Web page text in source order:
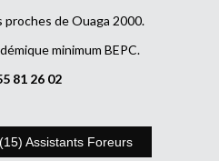
de Ouaga 2000.
minimum BEPC.
81 26 02
Assistants Foreurs